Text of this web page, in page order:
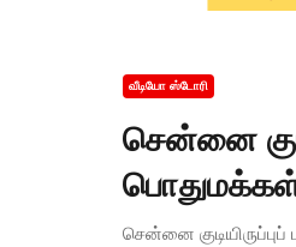
வீடியோ ஸ்டோரி
சென்னை
பொதுமக்கள்
சென்னை